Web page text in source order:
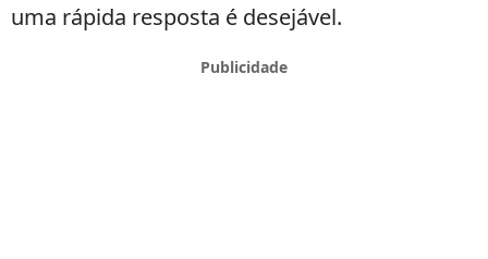
uma rápida resposta é desejável.